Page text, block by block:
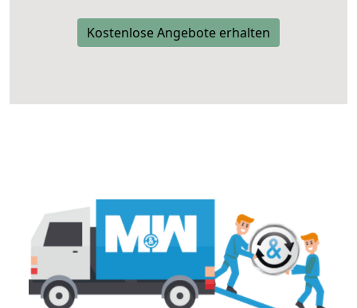
Kostenlose Angebote erhalten